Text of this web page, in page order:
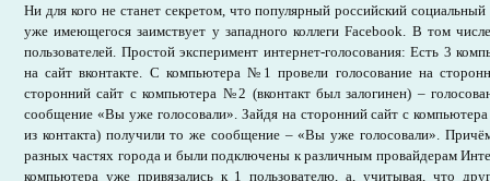
Ни для кого не станет секретом, что популярный российский
уже имеющегося заимствует у западного коллеги Facebook. В том
пользователей. Простой эксперимент интернет-голосования: Есть 3
на сайт вконтакте. С компьютера №1 провели голосование на
сторонний сайт с компьютера №2 (вконтакт был залогинен) –
сообщение «Вы уже голосовали». Зайдя на сторонний сайт с
из контакта) получили то же сообщение – «Вы уже голосовали».
разных частях города и были подключены к различным провайдерам
компьютера уже привязались к 1 пользователю, а, учитывая, что